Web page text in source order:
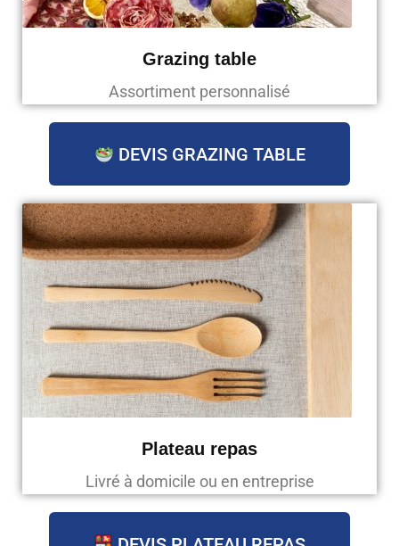
Grazing table
Assortiment personnalisé
DEVIS GRAZING TABLE
Plateau repas
Livré à domicile ou en entreprise